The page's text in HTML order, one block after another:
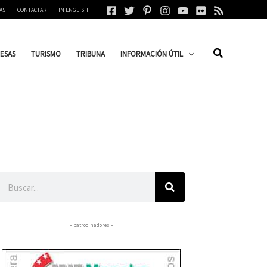
CONTACTAR IN ENGLISH
TURISMO TRIBUNA INFORMACIÓN ÚTIL
– patrocinadores –